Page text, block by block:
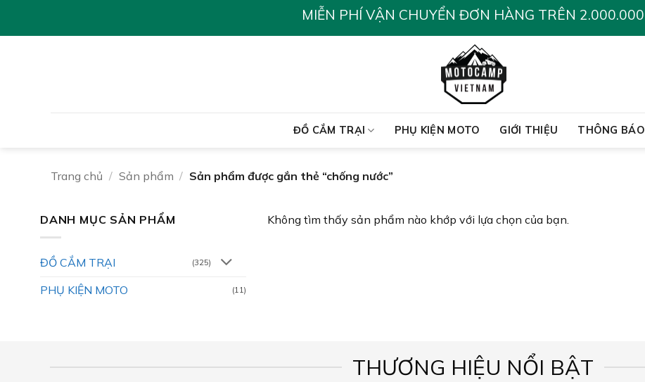
MIỄN PHÍ VẬN CHUYỂN ĐƠN HÀNG TRÊN 2.000.000
ĐỒ CẮM TRẠI PHỤ KIỆN MOTO GIỚI THIỆU THÔNG BÁO
Trang chủ / Sản phẩm / Sản phẩm được gắn thẻ “chống nước”
DANH MỤC SẢN PHẨM
ĐỒ CẮM TRẠI (325)
PHỤ KIỆN MOTO (11)
Không tìm thấy sản phẩm nào khớp với lựa chọn của bạn.
THƯƠNG HIỆU NỔI BẬT